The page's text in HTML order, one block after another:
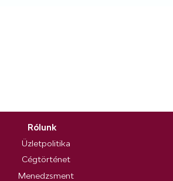
Rólunk
Üzletpolitika
Cégtörténet
Menedzsment